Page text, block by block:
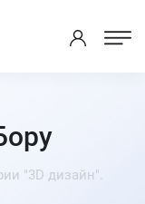
"3D дизайн".